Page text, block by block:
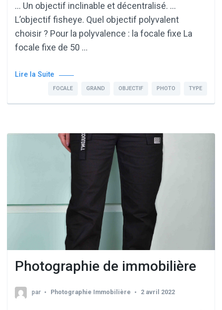
… Un objectif inclinable et décentralisé. …
L’objectif fisheye. Quel objectif polyvalent
choisir ? Pour la polyvalence : la focale fixe La
focale fixe de 50 …
Lire la Suite
FOCALE GRAND OBJECTIF PHOTO TYPE
Photographie de immobilière
par Photographie Immobilière 2 avril 2022